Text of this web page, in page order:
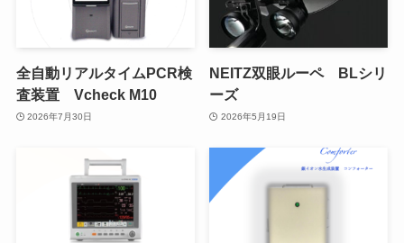
全自動リアルタイムPCR検
査装置 Vcheck M10
2026年7月30日
NEITZ双眼ルーペ BLシリ
ーズ
2026年5月19日